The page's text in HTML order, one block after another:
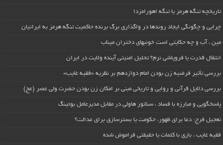
تاریخچه تنگه هرمز یا تنگه اهورامزدا
چرایی و چگونگی ایجاد روندها در واگذاری برگ برنده حاکمیت تنگه هرمز به ایرانیان
مین ، آب و چه حکایتی است خونبهای دختران میناب
انتقال قدرت یا فروپاشی نرم؟ تحلیل امنیتی آینده ولایت در ایران
بررسی تأثیر فرضیه زن بودن امام دوازدهم بر نظریه «فقیه غایب»
بررسی دلایل قرآنی و روایی و تاریخی مبنی بر امکان زن بودن حضرت ولی عصر (عج)
پاسخگویی و مبارزه با فساد ، سناتور هاولی در مقابل مدیرعامل بوئینگ
تعجیل فرج: دعا برای ظهور، حکومت یا بسترسازی برای عدالت؟
فقیه غایب ، بازی با کلمات یا حقیقتی فراموش شده